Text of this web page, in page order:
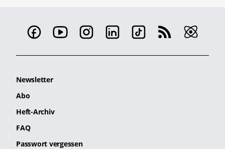
Newsletter
Abo
Heft-Archiv
FAQ
Passwort vergessen